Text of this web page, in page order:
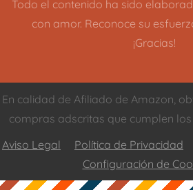
Todo el contenido ha sido
con amor. Reconoce su
¡Gracias!
En calidad de Afiliado de Amazon,
compras adscritas que cumplen
Aviso Legal
Política de Privacidad
Configuración de